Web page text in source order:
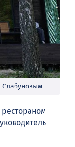
Слабуновым